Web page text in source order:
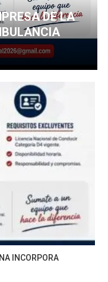
DE LA
INCORPORA